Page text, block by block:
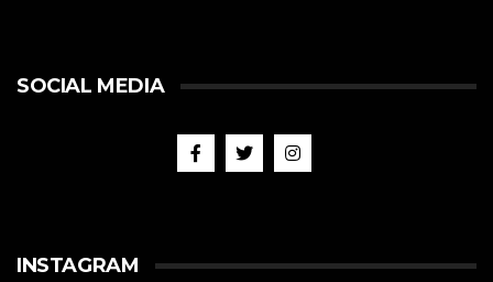
SOCIAL MEDIA
INSTAGRAM